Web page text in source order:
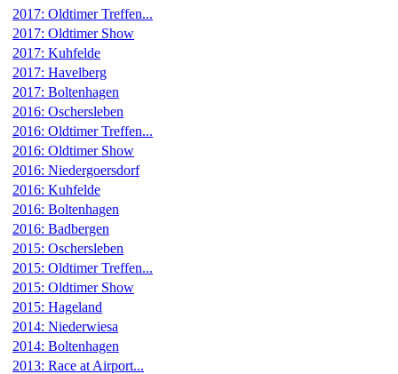
2017: Oldtimer Treffen...
2017: Oldtimer Show
2017: Kuhfelde
2017: Havelberg
2017: Boltenhagen
2016: Oschersleben
2016: Oldtimer Treffen...
2016: Oldtimer Show
2016: Niedergoersdorf
2016: Kuhfelde
2016: Boltenhagen
2016: Badbergen
2015: Oschersleben
2015: Oldtimer Treffen...
2015: Oldtimer Show
2015: Hageland
2014: Niederwiesa
2014: Boltenhagen
2013: Race at Airport...